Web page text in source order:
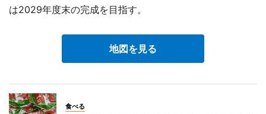
は2029年度末の完成を目指す。
地図を見る
食べる